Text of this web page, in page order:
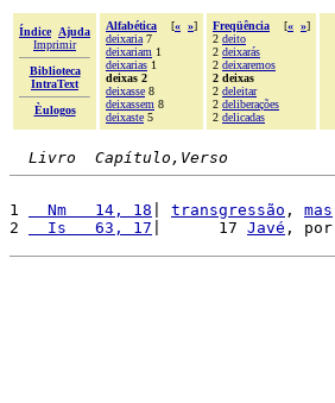
Índice
Ajuda
Imprimir
Biblioteca
IntraText
Èulogos
Alfabética [« »]
deixaria 7
deixariam 1
deixarias 1
deixas 2
deixasse 8
deixassem 8
deixaste 5
Freqüência [« »]
2 deito
2 deixarás
2 deixaremos
2 deixas
2 deleitar
2 deliberações
2 delicadas
Livro  Capítulo,Verso
1
  Nm   14, 18
transgressão , mas
2
  Is   63, 17
|      17 Javé , por